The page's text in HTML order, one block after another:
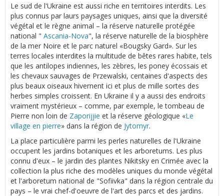
Le sud de l'Ukraine est aussi riche en territoires interdits. Les
plus connus par laurs paysages uniques, ainsi que la diversité
végétal et le règne animal – la réserve naturelle protégée
national " Ascania-Nova", la réserve naturelle de la biosphère
de la mer Noire et le parc naturel «Bougsky Gard». Sur les
terres locales interdites la multitude de bêtes rares habite, tels
que les antilopes indiennes, les zèbres, les poney écossais et
les chevaux sauvages de Przewalski, centaines d'aspects des
plus beaux oiseaux hivernent ici et plus de mille sortes des
herbes simples croissent. En Ukraine il y a aussi des endroits
vraiment mystérieux – comme, par exemple, le tombeau de
Pierre non loin de Zaporijjie et la réserve géologique «Le
village en pierre» dans la région de Jytomyr.
La place particulière parmi les perles naturelles de l'Ukraine
occupent les jardins botaniques et les arboretums. Les plus
connu d'eux – le jardin des plantes Nikitsky en Crimée avec la
collection la plus riche des modèles uniques du monde végétal
et l'arboretum national de "Sofiivka" dans la région centrale du
pays – le vrai chef-d'oeuvre de l'art des parcs et des jardins.